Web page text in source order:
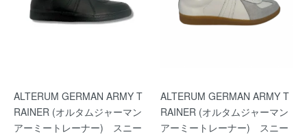
ALTERUM GERMAN ARMY T
RAINER (オルタムジャーマン
アーミートレーナー) スニー
ALTERUM GERMAN ARMY T
RAINER (オルタムジャーマン
アーミートレーナー) スニー